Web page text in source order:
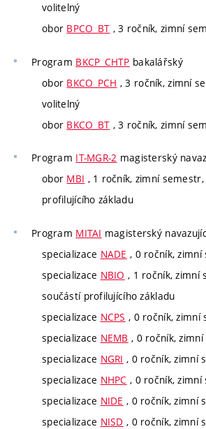
volitelný
obor BPCO_BT , 3 ročník, zimní
Program BKCP_CHTP bakalářský
obor BKCO_PCH , 3 ročník, zimní
volitelný
obor BKCO_BT , 3 ročník, zimní
Program IT-MGR-2 magisterský
obor MBI , 1 ročník, zimní
profilujícího základu
Program MITAI magisterský
specializace NADE , 0 ročník,
specializace NBIO , 1 ročník, zimní
součástí profilujícího základu
specializace NCPS , 0 ročník, zimní
specializace NEMB , 0 ročník,
specializace NGRI , 0 ročník, zimní
specializace NHPC , 0 ročník,
specializace NIDE , 0 ročník, zimní
specializace NISD , 0 ročník, zimní